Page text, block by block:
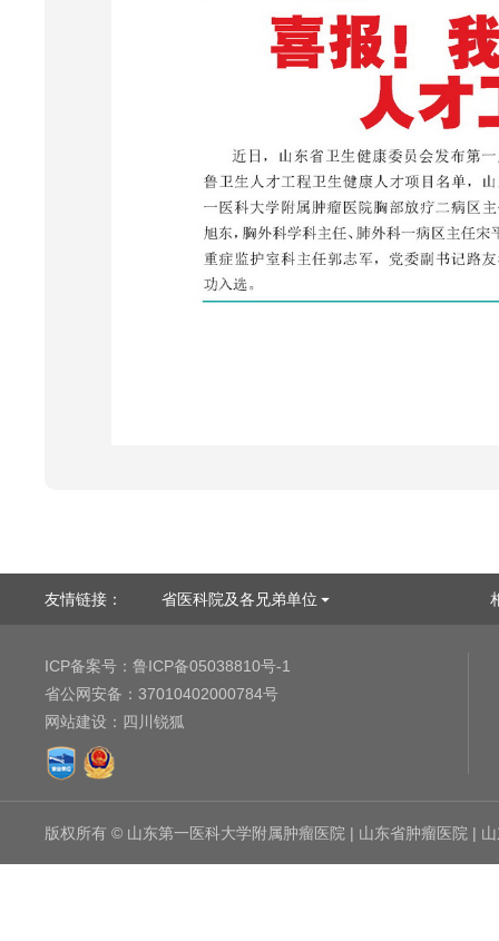
友情链接： 省医科院及各兄弟单位
ICP备案号： 鲁ICP备05038810号-1
省公网安备： 37010402000784号
网站建设 ： 四川锐狐
版权所有 © 山东第一医科大学附属肿瘤医院 | 山东省肿瘤医院 |